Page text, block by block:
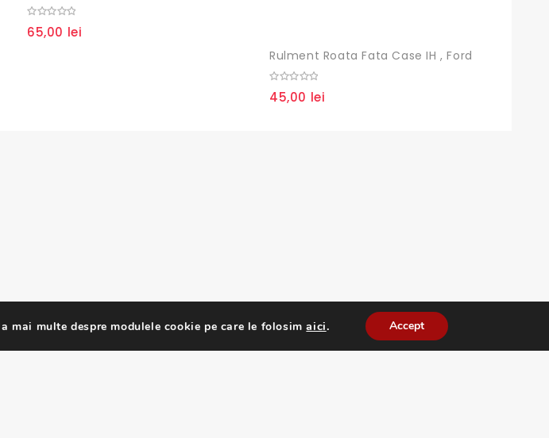
out
65,00 lei
Rulment Roata Fata Case IH , Ford
out
45,00 lei
mai multe despre modulele cookie pe care le folosim aici. Accept